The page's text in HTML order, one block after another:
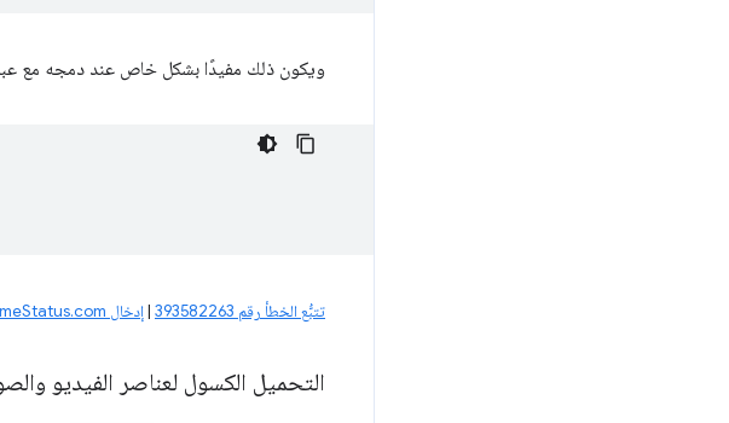
ويكون ذلك مفيدًا بشكل خاص عند دمجه مع
تتبُّع الخطأ رقم 393582263 |إدخال ChromeStatus.com
التحميل الكسول لعناصر الفيديو